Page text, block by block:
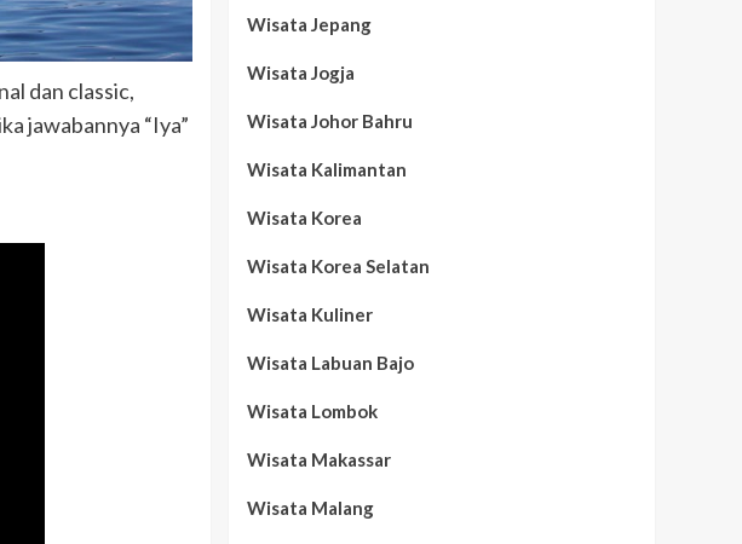
dan classic,
jawabannya “Iya”
Wisata Jepang
Wisata Jogja
Wisata Johor Bahru
Wisata Kalimantan
Wisata Korea
Wisata Korea Selatan
Wisata Kuliner
Wisata Labuan Bajo
Wisata Lombok
Wisata Makassar
Wisata Malang